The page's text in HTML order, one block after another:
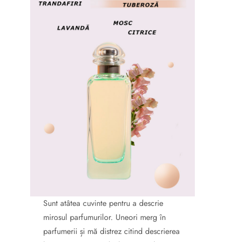
Sunt atâtea cuvinte pentru a descrie
mirosul parfumurilor. Uneori merg în
parfumerii și mă distrez citind descrierea